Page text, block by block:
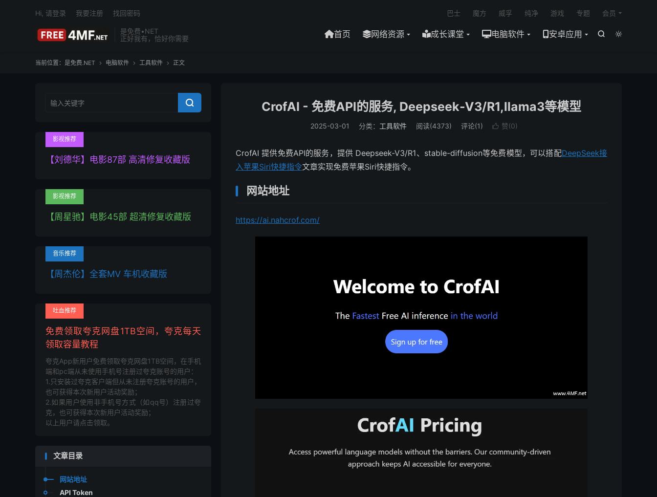
是免费•NET
正好我有，恰好你需要


首页 网络资源 成长课堂 电脑软件 安卓应用
巴士 魔方 威孚 纯净 游戏 专题 会员
Hi, 请登录 我要注册 找回密码
当前位置： 是免费.NET  电脑软件  工具软件  正文
CrofAI - 免费API的服务, Deepseek-V3/R1,llama3等模型
2025-03-01 分类： 工具软件 阅读(4373) 评论(1)  赞(0)
CrofAI 提供免费API的服务，提供 Deepseek-V3/R1、stable-diffusion等免费模型，可以搭配DeepSeek接
入苹果Siri快捷指令文章实现免费苹果Siri快捷指令。
网站地址
https://ai.nahcrof.com/

影视推荐
【刘德华】电影87部 高清修复收藏版
影视推荐
【周星驰】电影45部 超清修复收藏版
音乐推荐
【周杰伦】全套MV 车机收藏版
吐血推荐
免费领取夸克网盘1TB空间，夸克每天
领取容量教程
夸克App新用户免费领取夸克网盘1TB空间，在手机
端和pc端从未使用手机号注册过夸克账号的用户：
1.只安装过夸克客户端但从未注册夸克账号的用户，
也可获得本次新用户活动奖励；
2.如果用户使用非手机号方式（如qq号）注册过夸
克，也可获得本次新用户活动奖励；
以上用户请点击领取。
文章目录
网站地址
API Token